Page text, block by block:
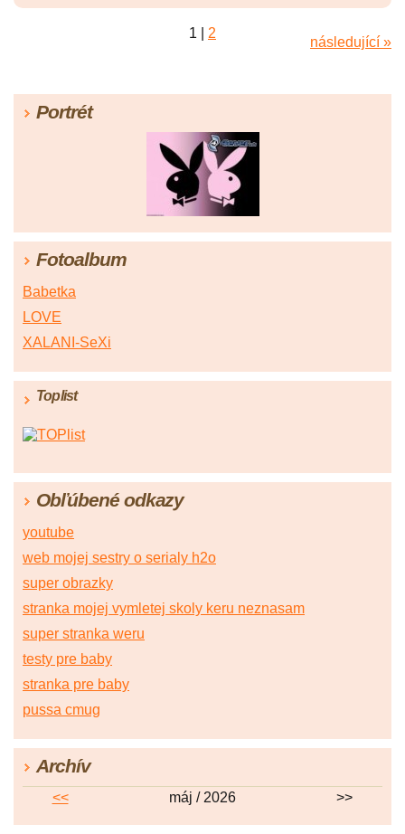
1 2
následující »
Portrét
Fotoalbum
Babetka
LOVE
XALANI-SeXi
Toplist
Obľúbené odkazy
youtube
web mojej sestry o serialy h2o
super obrazky
stranka mojej vymletej skoly keru neznasam
super stranka weru
testy pre baby
stranka pre baby
pussa cmug
Archív
<< máj / 2026 >>